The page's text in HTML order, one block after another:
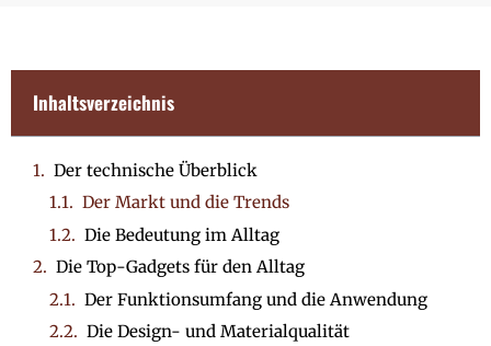
Inhaltsverzeichnis
Der technische Überblick
Der Markt und die Trends
Die Bedeutung im Alltag
Die Top-Gadgets für den Alltag
Der Funktionsumfang und die Anwendung
Die Design- und Materialqualität